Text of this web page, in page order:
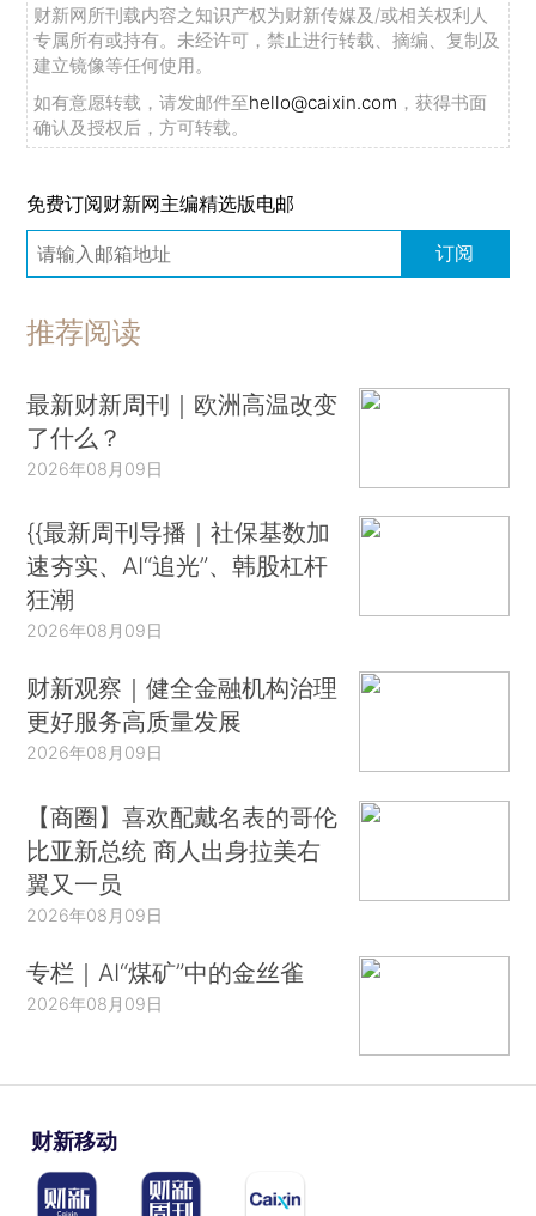
财新网所刊载内容之知识产权为财新传媒及/或相关权利人
专属所有或持有。未经许可，禁止进行转载、摘编、复制及
建立镜像等任何使用。
如有意愿转载，请发邮件至hello@caixin.com ，获得书面
确认及授权后，方可转载。
免费订阅财新网主编精选版电邮
订阅
推荐阅读
最新财新周刊｜欧洲高温改变
了什么？
2026年08月09日
{{最新周刊导播｜社保基数加
速夯实、AI“追光”、韩股杠杆
狂潮
2026年08月09日
财新观察｜健全金融机构治理
更好服务高质量发展
2026年08月09日
【商圈】喜欢配戴名表的哥伦
比亚新总统 商人出身拉美右
翼又一员
2026年08月09日
专栏｜AI“煤矿”中的金丝雀
2026年08月09日
财新移动